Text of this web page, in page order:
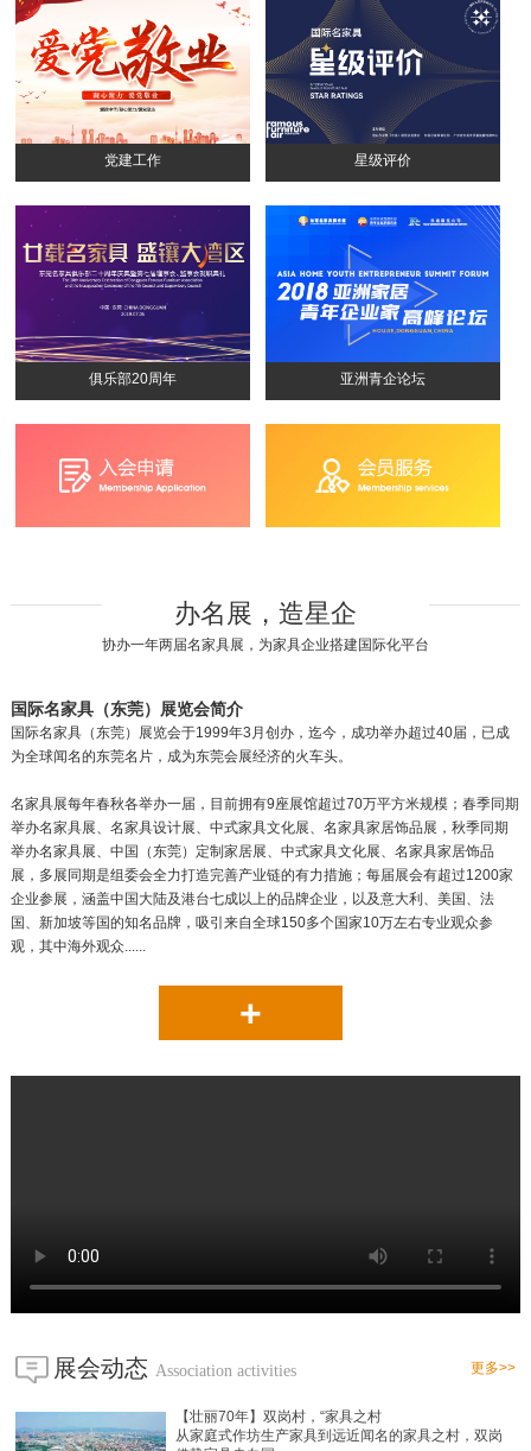
党建工作 星级评价
俱乐部20周年 亚洲青企论坛
办名展，造星企
协办一年两届名家具展，为家具企业搭建国际化平台
国际名家具（东莞）展览会简介
国际名家具（东莞）展览会于1999年3月创办，迄今，成功举办超过40届，已成
为全球闻名的东莞名片，成为东莞会展经济的火车头。
名家具展每年春秋各举办一届，目前拥有9座展馆超过70万平方米规模；春季同期
举办名家具展、名家具设计展、中式家具文化展、名家具家居饰品展，秋季同期
举办名家具展、中国（东莞）定制家居展、中式家具文化展、名家具家居饰品
展，多展同期是组委会全力打造完善产业链的有力措施；每届展会有超过1200家
企业参展，涵盖中国大陆及港台七成以上的品牌企业，以及意大利、美国、法
国、新加坡等国的知名品牌，吸引来自全球150多个国家10万左右专业观众参
观，其中海外观众......
+
展会动态 Association activities 更多>>
【壮丽70年】双岗村，“家具之村
从家庭式作坊生产家具到远近闻名的家具之村，双岗